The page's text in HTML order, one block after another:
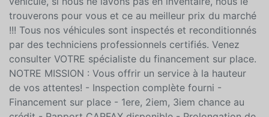
convertible (décapotable), une berline, une voiture
sport, un coupé 2 portes, un pick-up ou tout autre
véhicule, si nous ne lavons pas en inventaire, nous le
trouverons pour vous et ce au meilleur prix du marché
!!! Tous nos véhicules sont inspectés et reconditionnés
par des techniciens professionnels certifiés. Venez
consulter VOTRE spécialiste du financement sur place.
NOTRE MISSION : Vous offrir un service à la hauteur